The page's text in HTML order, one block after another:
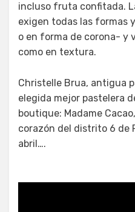
incluso fruta confitada.
exigen todas las formas
o en forma de corona- y
como en textura.
Christelle Brua, antigua
elegida mejor pastelera
boutique: Madame
corazón del distrito 6 de
abril….